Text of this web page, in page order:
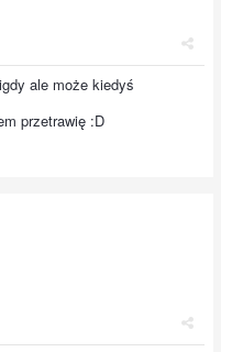
ale może kiedyś
przetrawię :D